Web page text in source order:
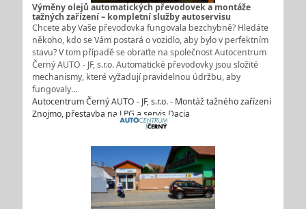
Výměny olejů automatických převodovek a montáže
tažných zařízení – kompletní služby autoservisu
Chcete aby Vaše převodovka fungovala bezchybně? Hledáte
někoho, kdo se Vám postará o vozidlo, aby bylo v perfektním
stavu? V tom případě se obraťte na společnost Autocentrum
Černý AUTO - JF, s.r.o. Automatické převodovky jsou složité
mechanismy, které vyžadují pravidelnou údržbu, aby
fungovaly…
Autocentrum Černý AUTO - JF, s.r.o. - Montáž tažného zařízení
Znojmo, přestavba na LPG a servis Dacia